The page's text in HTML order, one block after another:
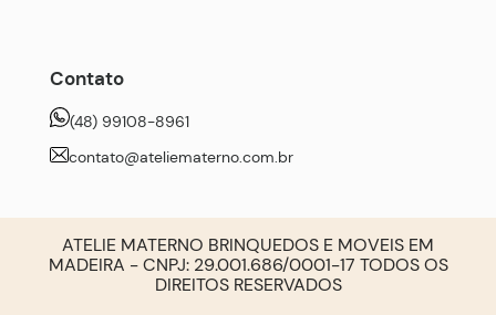
Contato
(48) 99108-8961
contato@ateliematerno.com.br
ATELIE MATERNO BRINQUEDOS E MOVEIS EM
MADEIRA - CNPJ: 29.001.686/0001-17 TODOS OS
DIREITOS RESERVADOS